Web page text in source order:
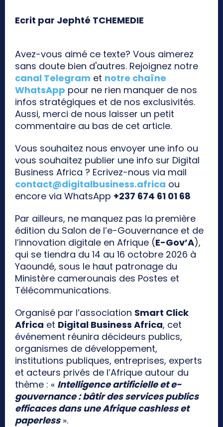
Ecrit par Jephté TCHEMEDIE
Avez-vous aimé ce texte? Vous aimerez
sans doute bien d'autres. Rejoignez notre
canal Telegram et notre chaîne
WhatsApp pour ne rien manquer de nos
infos stratégiques et de nos exclusivités.
Aussi, merci de nous laisser un petit
commentaire au bas de cet article.
Vous souhaitez nous envoyer une info ou
vous souhaitez publier une info sur Digital
Business Africa ? Ecrivez-nous via mail
contact@digitalbusiness.africa ou
encore via WhatsApp +237 674 61 01 68
Par ailleurs, ne manquez pas la première
édition du Salon de l’e-Gouvernance et de
l’innovation digitale en Afrique (E-Gov’A),
qui se tiendra du 14 au 16 octobre 2026 à
Yaoundé, sous le haut patronage du
Ministère camerounais des Postes et
Télécommunications.
Organisé par l’association Smart Click
Africa et Digital Business Africa, cet
événement réunira décideurs publics,
organismes de développement,
institutions publiques, entreprises, experts
et acteurs privés de l’Afrique autour du
thème : « Intelligence artificielle et e-
gouvernance : bâtir des services publics
efficaces dans une Afrique cashless et
paperless».